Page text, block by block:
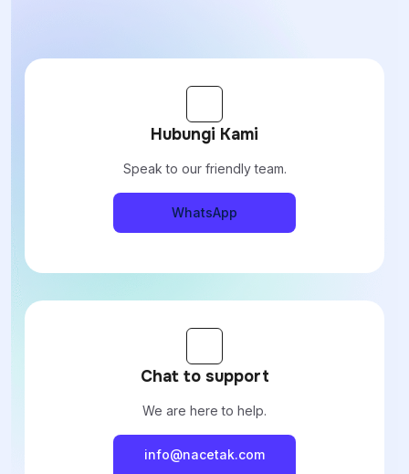
Hubungi Kami
Speak to our friendly team.
WhatsApp
Chat to support
We are here to help.
info@nacetak.com